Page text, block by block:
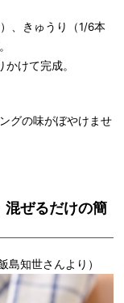
、きゅうり（1/6本
けて完成。
グの味がぼやけませ
混ぜるだけの簡
島知世さんより）